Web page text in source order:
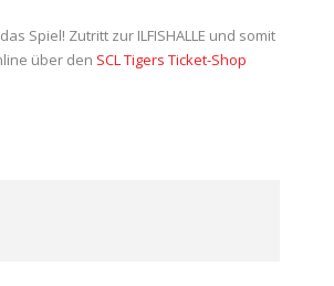
Spiel! Zutritt zur ILFISHALLE und somit
über den SCL Tigers Ticket-Shop